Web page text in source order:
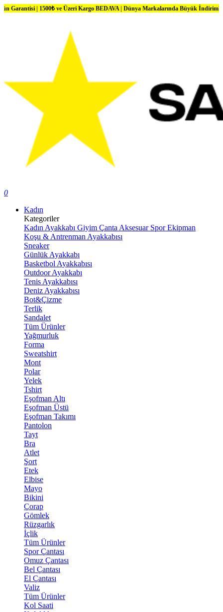
1500₺ ve Üzeri Kargo BEDAVA | Dünya Markalarında Büyük İndirimler
0
Kadın
Kategoriler
Kadın Ayakkabı Giyim Çanta Aksesuar Spor Ekipman
Koşu & Antrenman Ayakkabısı
Sneaker
Günlük Ayakkabı
Basketbol Ayakkabısı
Outdoor Ayakkabı
Tenis Ayakkabısı
Deniz Ayakkabısı
Bot&Çizme
Terlik
Sandalet
Tüm Ürünler
Yağmurluk
Forma
Sweatshirt
Mont
Polar
Yelek
Tshirt
Eşofman Altı
Eşofman Üstü
Eşofman Takımı
Pantolon
Tayt
Bra
Atlet
Şort
Etek
Elbise
Mayo
Bikini
Çorap
Gömlek
Rüzgarlık
İçlik
Tüm Ürünler
Spor Çantası
Omuz Çantası
Bel Çantası
El Çantası
Valiz
Tüm Ürünler
Kol Saati